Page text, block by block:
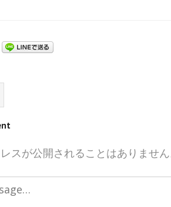
スが公開されることはありません